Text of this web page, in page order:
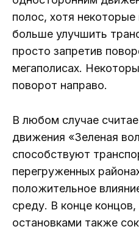
полос, хотя
больше улучшить
просто запретив
мегаполисах.
поворот направо.
В любом случае
движения «Зеленая
способствуют
перегруженных
положительное
среду. В конце
остановками также